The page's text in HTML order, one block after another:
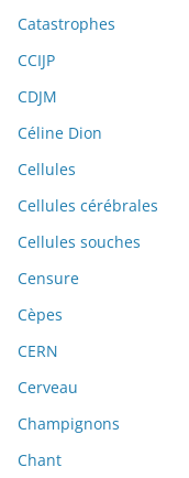
Catastrophes
CCIJP
CDJM
Céline Dion
Cellules
Cellules cérébrales
Cellules souches
Censure
Cèpes
CERN
Cerveau
Champignons
Chant